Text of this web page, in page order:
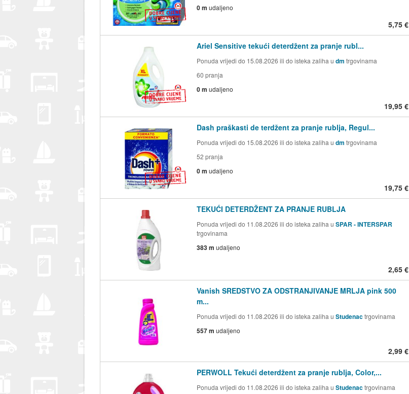
0 m udaljeno
5,75 €
Ariel Sensitive tekući deterdžent za pranje rubl...
Ponuda vrijedi do 15.08.2026 ili do isteka zaliha u dm trgovinama
60 pranja
0 m udaljeno
19,95 €
Dash praškasti de terdžent za pranje rublja, Regul...
Ponuda vrijedi do 15.08.2026 ili do isteka zaliha u dm trgovinama
52 pranja
0 m udaljeno
19,75 €
TEKUĆI DETERDŽENT ZA PRANJE RUBLJA
Ponuda vrijedi do 11.08.2026 ili do isteka zaliha u SPAR - INTERSPAR
trgovinama
383 m udaljeno
2,65 €
Vanish SREDSTVO ZA ODSTRANJIVANJE MRLJA pink 500
m...
Ponuda vrijedi do 11.08.2026 ili do isteka zaliha u Studenactrgovinama
557 m udaljeno
2,99 €
PERWOLL Tekući deterdžent za pranje rublja, Color,...
Ponuda vrijedi do 11.08.2026 ili do isteka zaliha u Studenactrgovinama